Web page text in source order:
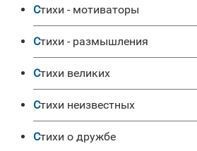
Стихи - мотиваторы
Стихи - размышления
Стихи великих
Стихи неизвестных
Стихи о дружбе